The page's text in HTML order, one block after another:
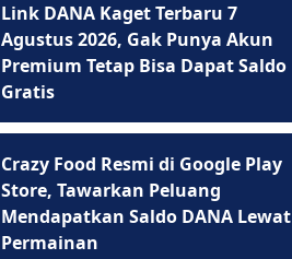
Link DANA Kaget Terbaru 7
Agustus 2026, Gak Punya Akun
Premium Tetap Bisa Dapat Saldo
Gratis
Crazy Food Resmi di Google Play
Store, Tawarkan Peluang
Mendapatkan Saldo DANA Lewat
Permainan